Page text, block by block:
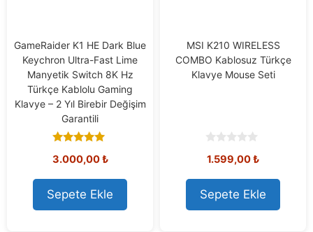
GameRaider K1 HE Dark Blue
Keychron Ultra-Fast Lime
Manyetik Switch 8K Hz
Türkçe Kablolu Gaming
Klavye – 2 Yıl Birebir Değişim
Garantili
out of 5
3.000,00₺
Sepete Ekle
MSI K210 WIRELESS
COMBO Kablosuz Türkçe
Klavye Mouse Seti
o
t
o
f
5
1.599,00₺
Sepete Ekle